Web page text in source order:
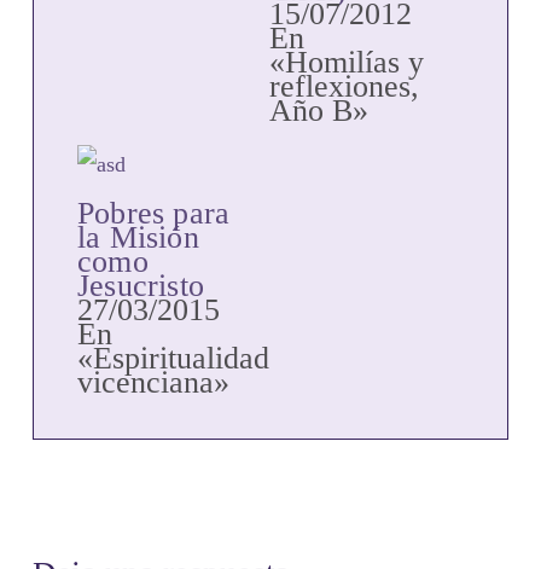
15/07/2012
En
«Homilías y
reflexiones,
Año B»
Pobres para
la Misión
como
Jesucristo
27/03/2015
En
«Espiritualidad
vicenciana»